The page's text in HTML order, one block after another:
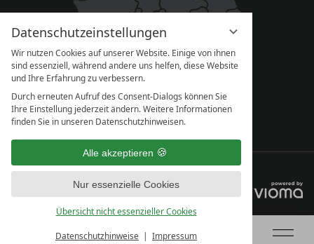
Datenschutzeinstellungen
Wir nutzen Cookies auf unserer Website. Einige von ihnen
sind essenziell, während andere uns helfen, diese Website
und Ihre Erfahrung zu verbessern.
Durch erneuten Aufruf des Consent-Dialogs können Sie
Ihre Einstellung jederzeit ändern. Weitere Informationen
finden Sie in unseren Datenschutzhinweisen.
Alle akzeptieren
Nur essenzielle Cookies
Übersicht nicht essenzieller Cookies
Datenschutzhinweise Impressum
IMPRESSUMDATENSCHUTZ